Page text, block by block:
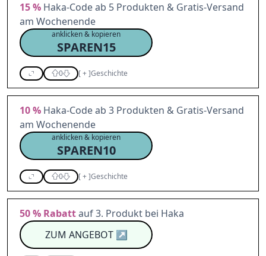
15 % Haka-Code ab 5 Produkten & Gratis-Versand
am Wochenende
anklicken & kopieren
SPAREN15
0 [+]Geschichte
10 % Haka-Code ab 3 Produkten & Gratis-Versand
am Wochenende
anklicken & kopieren
SPAREN10
0 [+]Geschichte
50 % Rabattauf 3. Produkt bei Haka
ZUM ANGEBOT↗